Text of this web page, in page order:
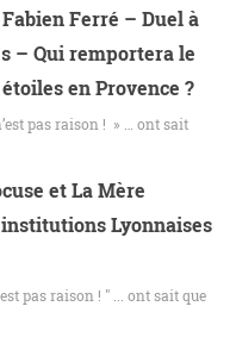
Ferré – Duel à
– Qui remportera le
en Provence ?
pas raison ! » … ont sait
et La Mère
Lyonnaises
pas raison ! " ... ont sait que